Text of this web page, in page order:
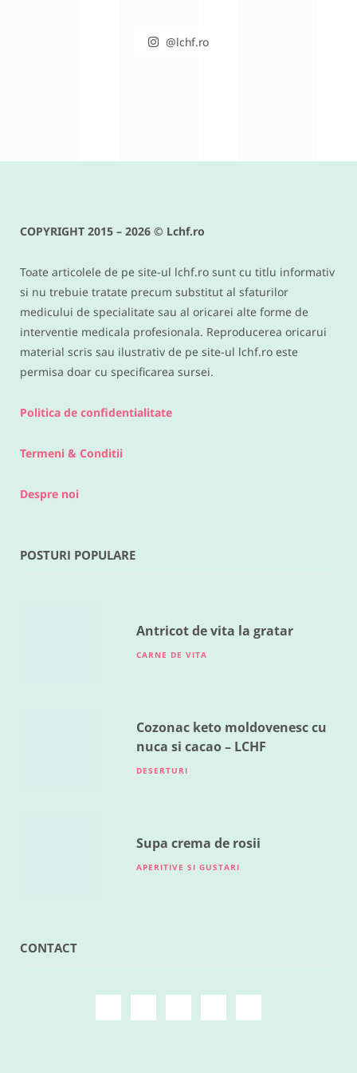
@lchf.ro
COPYRIGHT 2015 – 2026 © Lchf.ro
Toate articolele de pe site-ul lchf.ro sunt cu titlu informativ
si nu trebuie tratate precum substitut al sfaturilor
medicului de specialitate sau al oricarei alte forme de
interventie medicala profesionala. Reproducerea oricarui
material scris sau ilustrativ de pe site-ul lchf.ro este
permisa doar cu specificarea sursei.
Politica de confidentialitate
Termeni & Conditii
Despre noi
POSTURI POPULARE
Antricot de vita la gratar
CARNE DE VITA
Cozonac keto moldovenesc cu
nuca si cacao – LCHF
DESERTURI
Supa crema de rosii
APERITIVE SI GUSTARI
CONTACT